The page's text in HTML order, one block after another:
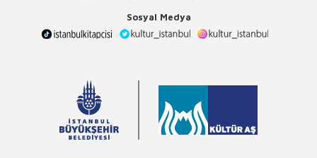
Sosyal Medya